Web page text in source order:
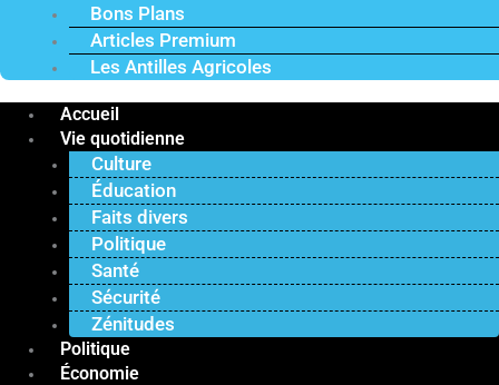
Bons Plans
Articles Premium
Les Antilles Agricoles
Accueil
Vie quotidienne
Culture
Éducation
Faits divers
Politique
Santé
Sécurité
Zénitudes
Politique
Économie